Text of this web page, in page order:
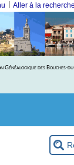
Aller à la recherche
Généalogique des Bouches-